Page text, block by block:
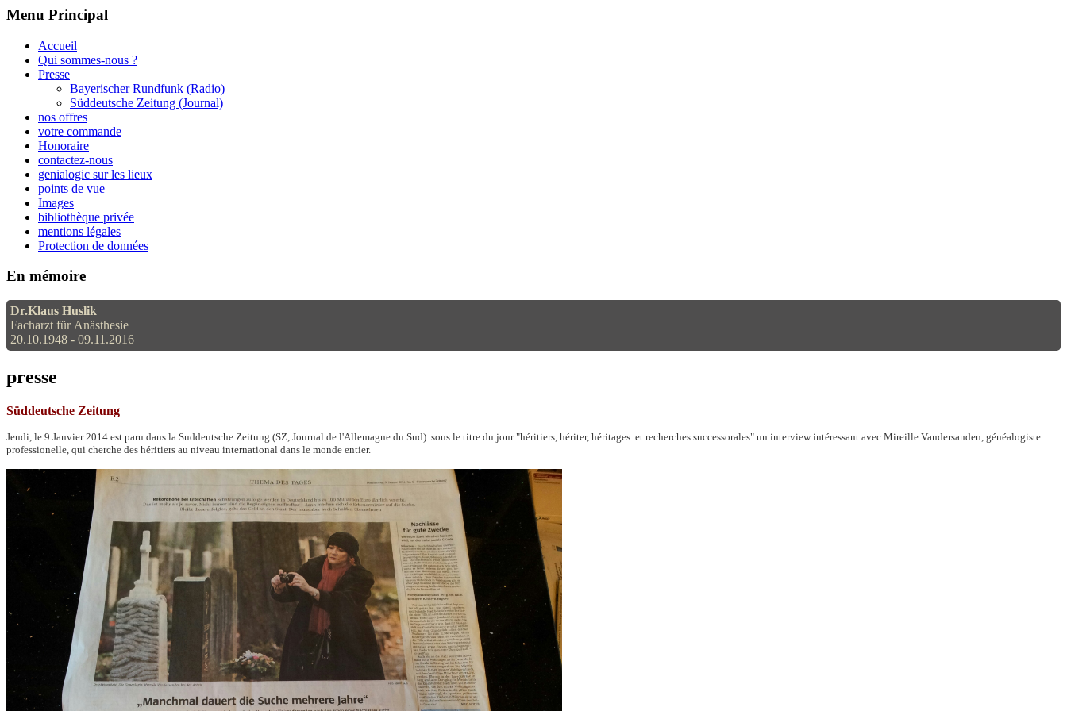
Menu Principal
Accueil
Qui sommes-nous ?
Presse
Bayerischer Rundfunk (Radio)
Süddeutsche Zeitung (Journal)
nos offres
votre commande
Honoraire
contactez-nous
genialogic sur les lieux
points de vue
Images
bibliothèque privée
mentions légales
Protection de données
En mémoire
Dr.Klaus Huslik
Facharzt für Anästhesie
20.10.1948 - 09.11.2016
presse
Süddeutsche Zeitung
Jeudi, le 9 Janvier 2014 est paru dans la Suddeutsche Zeitung (SZ, Journal de l'Allemagne du Sud) sous le titre du jour "héritiers, hériter, héritages et recherches successorales" un interview intéressant avec Mireille Vandersanden, généalogiste
professionelle, qui cherche des héritiers au niveau international dans le monde entier.